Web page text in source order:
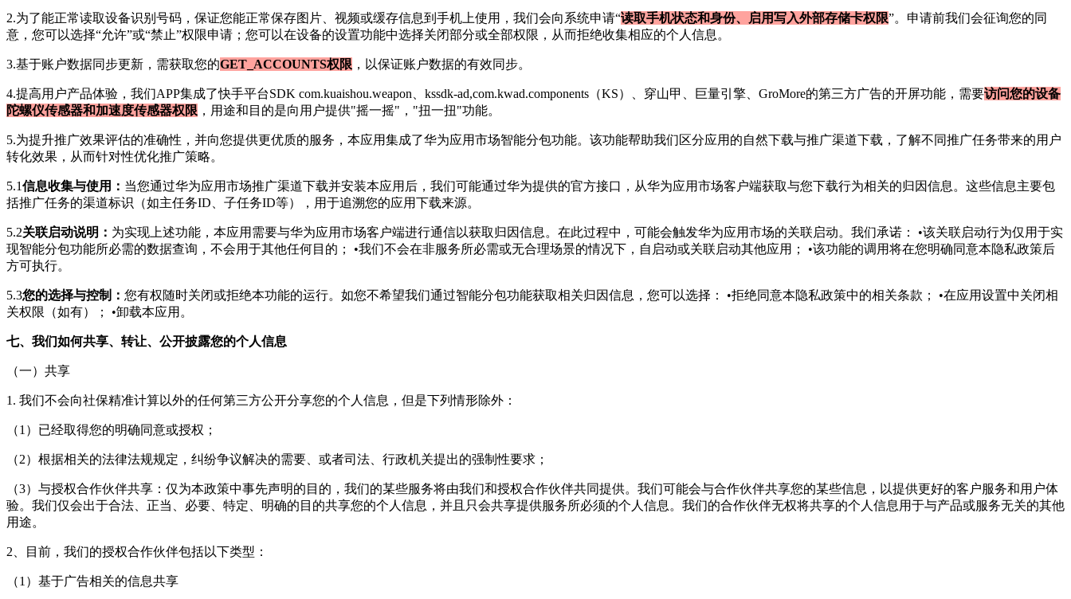
2.为了能正常读取设备识别号码，保证您能正常保存图片、视频或缓存信息到手机上使用，我们会向系统申请“读取手机状态和身份、启用写入外部存储卡权限”。申请前我们会征询您的同
意，您可以选择“允许”或“禁止”权限申请；您可以在设备的设置功能中选择关闭部分或全部权限，从而拒绝收集相应的个人信息。
3.基于账户数据同步更新，需获取您的GET_ACCOUNTS权限 ，以保证账户数据的有效同步。
4.提高用户产品体验，我们APP集成了快手平台SDK com.kuaishou.weapon、kssdk-ad,com.kwad.components（KS）、穿山甲、巨量引擎、GroMore的第三方广告的开屏功能，需要访问您的设备
陀螺仪传感器和加速度传感器权限 ，用途和目的是向用户提供"摇一摇"，"扭一扭"功能。
5.为提升推广效果评估的准确性，并向您提供更优质的服务，本应用集成了华为应用市场智能分包功能。该功能帮助我们区分应用的自然下载与推广渠道下载，了解不同推广任务带来的用户
转化效果，从而针对性优化推广策略。
5.1信息收集与使用： 当您通过华为应用市场推广渠道下载并安装本应用后，我们可能通过华为提供的官方接口，从华为应用市场客户端获取与您下载行为相关的归因信息。这些信息主要包
括推广任务的渠道标识（如主任务ID、子任务ID等），用于追溯您的应用下载来源。
5.2关联启动说明： 为实现上述功能，本应用需要与华为应用市场客户端进行通信以获取归因信息。在此过程中，可能会触发华为应用市场的关联启动。我们承诺： •该关联启动行为仅用于实
现智能分包功能所必需的数据查询，不会用于其他任何目的； •我们不会在非服务所必需或无合理场景的情况下，自启动或关联启动其他应用； •该功能的调用将在您明确同意本隐私政策后
方可执行。
5.3您的选择与控制： 您有权随时关闭或拒绝本功能的运行。如您不希望我们通过智能分包功能获取相关归因信息，您可以选择： •拒绝同意本隐私政策中的相关条款； •在应用设置中关闭相
关权限（如有）； •卸载本应用。
七、我们如何共享、转让、公开披露您的个人信息
（一）共享
1. 我们不会向社保精准计算以外的任何第三方公开分享您的个人信息，但是下列情形除外：
（1）已经取得您的明确同意或授权；
（2）根据相关的法律法规规定，纠纷争议解决的需要、或者司法、行政机关提出的强制性要求；
（3）与授权合作伙伴共享：仅为本政策中事先声明的目的，我们的某些服务将由我们和授权合作伙伴共同提供。我们可能会与合作伙伴共享您的某些信息，以提供更好的客户服务和用户体
验。我们仅会出于合法、正当、必要、特定、明确的目的共享您的个人信息，并且只会共享提供服务所必须的个人信息。我们的合作伙伴无权将共享的个人信息用于与产品或服务无关的其他
用途。
2、目前，我们的授权合作伙伴包括以下类型：
（1）基于广告相关的信息共享